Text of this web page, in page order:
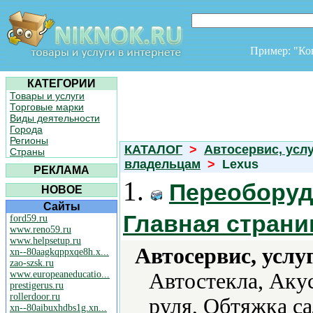
Пример:
КАТЕГОРИИ
Товары и услуги
Торговые марки
Виды деятельности
Города
Регионы
Страны
РЕКЛАМА
НОВОЕ
Сайты
ford59.ru
www.reno59.ru
www.helpsetup.ru
xn--80aagkqppxqe8h.x...
zao-szsk.ru
www.europeaneducatio...
prestigerus.ru
rollerdoor.ru
xn--80aibuxhdbs1g.xn...
КАТАЛОГ > Автосервис,
владельцам > Lexus
1.
Главная
Автосервис,
Автостекла,
руля, Обтяжка